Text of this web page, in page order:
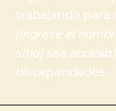
trabajando para
[ingrese el
sitio] sea
discapacidades.